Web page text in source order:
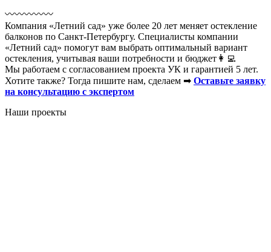
〰️〰️〰️〰️〰️
Компания «Летний сад» уже более 20 лет меняет остекление
балконов по Санкт-Петербургу. Специалисты компании
«Летний сад» помогут вам выбрать оптимальный вариант
остекления, учитывая ваши потребности и бюджет👩‍💻
Мы работаем с согласованием проекта УК и гарантией 5 лет.
Хотите также? Тогда пишите нам, сделаем ➡ Оставьте заявку
на консультацию с экспертом
Наши проекты